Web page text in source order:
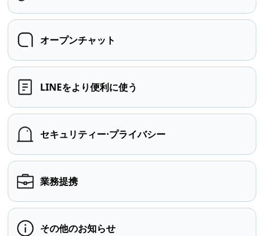
オープンチャット
LINEをより便利に使う
セキュリティー⋅プライバシー
業務提携
その他のお知らせ